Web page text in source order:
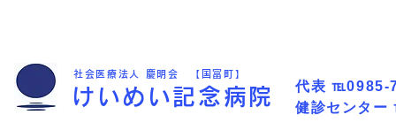
​健診センター
社会医療法人 慶明会 【国富町】
けいめい記念病院 代表​ ℡0985-